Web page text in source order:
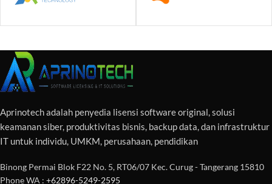
Aprinotech adalah penyedia lisensi software original, solusi
keamanan siber, produktivitas bisnis, backup data, dan infrastruktur
IT untuk individu, UMKM, perusahaan, pendidikan
Binong Permai Blok F22 No. 5, RT06/07 Kec. Curug - Tangerang 15810
Phone WA : +62896-5249-2595